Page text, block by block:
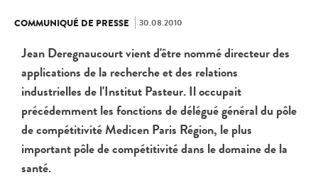
COMMUNIQUÉ DE PRESSE 30.08.2010
Jean Deregnaucourt vient d'être nommé directeur des
applications de la recherche et des relations
industrielles de l'Institut Pasteur. Il occupait
précédemment les fonctions de délégué général du pôle
de compétitivité Medicen Paris Région, le plus
important pôle de compétitivité dans le domaine de la
santé.